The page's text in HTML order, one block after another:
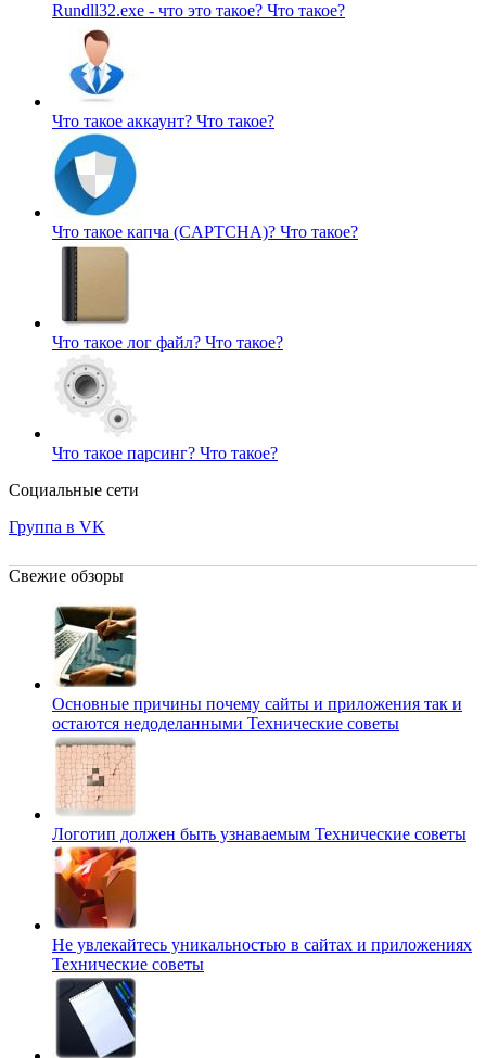
Rundll32.exe - что это такое? Что такое?
Что такое аккаунт? Что такое?
Что такое капча (CAPTCHA)? Что такое?
Что такое лог файл? Что такое?
Что такое парсинг? Что такое?
Социальные сети
Группа в VK
Свежие обзоры
Основные причины почему сайты и приложения так и
остаются недоделанными Технические советы
Логотип должен быть узнаваемым Технические советы
Не увлекайтесь уникальностью в сайтах и приложениях
Технические советы